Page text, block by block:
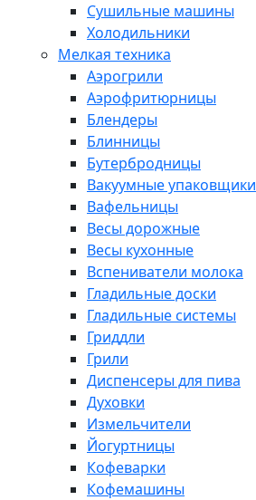
Сушильные машины
Холодильники
Мелкая техника
Аэрогрили
Аэрофритюрницы
Блендеры
Блинницы
Бутербродницы
Вакуумные упаковщики
Вафельницы
Весы дорожные
Весы кухонные
Вспениватели молока
Гладильные доски
Гладильные системы
Гриддли
Грили
Диспенсеры для пива
Духовки
Измельчители
Йогуртницы
Кофеварки
Кофемашины